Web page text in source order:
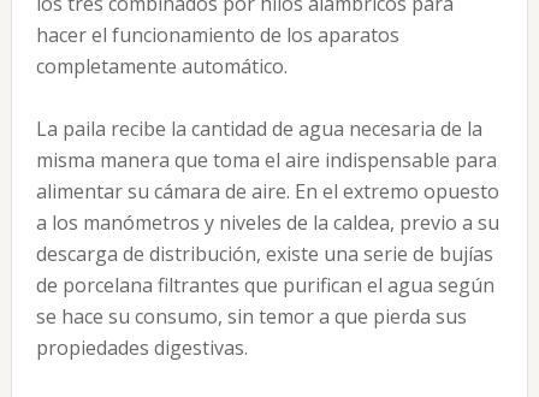
hacer el funcionamiento de los aparatos
completamente automático.
La paila recibe la cantidad de agua necesaria de la
misma manera que toma el aire indispensable para
alimentar su cámara de aire. En el extremo opuesto
a los manómetros y niveles de la caldea, previo a su
descarga de distribución, existe una serie de bujías
de porcelana filtrantes que purifican el agua según
se hace su consumo, sin temor a que pierda sus
propiedades digestivas.